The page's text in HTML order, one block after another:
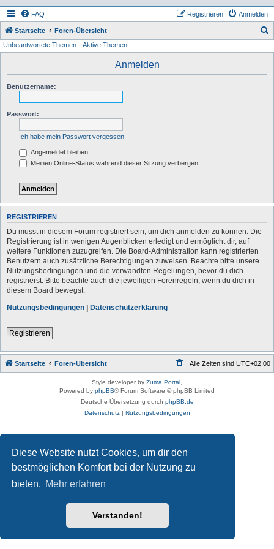
Diese Website nutzt Cookies, um dir den
bestmöglichen Komfort bei der Nutzung zu
bieten. Mehr erfahren
Verstanden!
FAQ Anmelden
Registrieren
Startseite Foren-Übersicht
Unbeantwortete Themen Aktive Themen
Anmelden
Benutzername:
Passwort:
Ich habe mein Passwort vergessen
Angemeldet bleiben
Meinen Online-Status während dieser Sitzung verbergen
REGISTRIEREN
Du musst in diesem Forum registriert sein, um dich anmelden zu können. Die
Registrierung ist in wenigen Augenblicken erledigt und ermöglicht dir, auf
weitere Funktionen zuzugreifen. Die Board-Administration kann registrierten
Benutzern auch zusätzliche Berechtigungen zuweisen. Beachte bitte unsere
Nutzungsbedingungen und die verwandten Regelungen, bevor du dich
registrierst. Bitte beachte auch die jeweiligen Forenregeln, wenn du dich in
diesem Board bewegst.
Nutzungsbedingungen | Datenschutzerklärung
Registrieren
Startseite Foren-Übersicht Alle Zeiten sind UTC+02:00
Style developer by Zuma Portal
Powered by phpBB® Forum Software © phpBB Limited
Deutsche Übersetzung durch phpBB.de
Datenschutz| Nutzungsbedingungen